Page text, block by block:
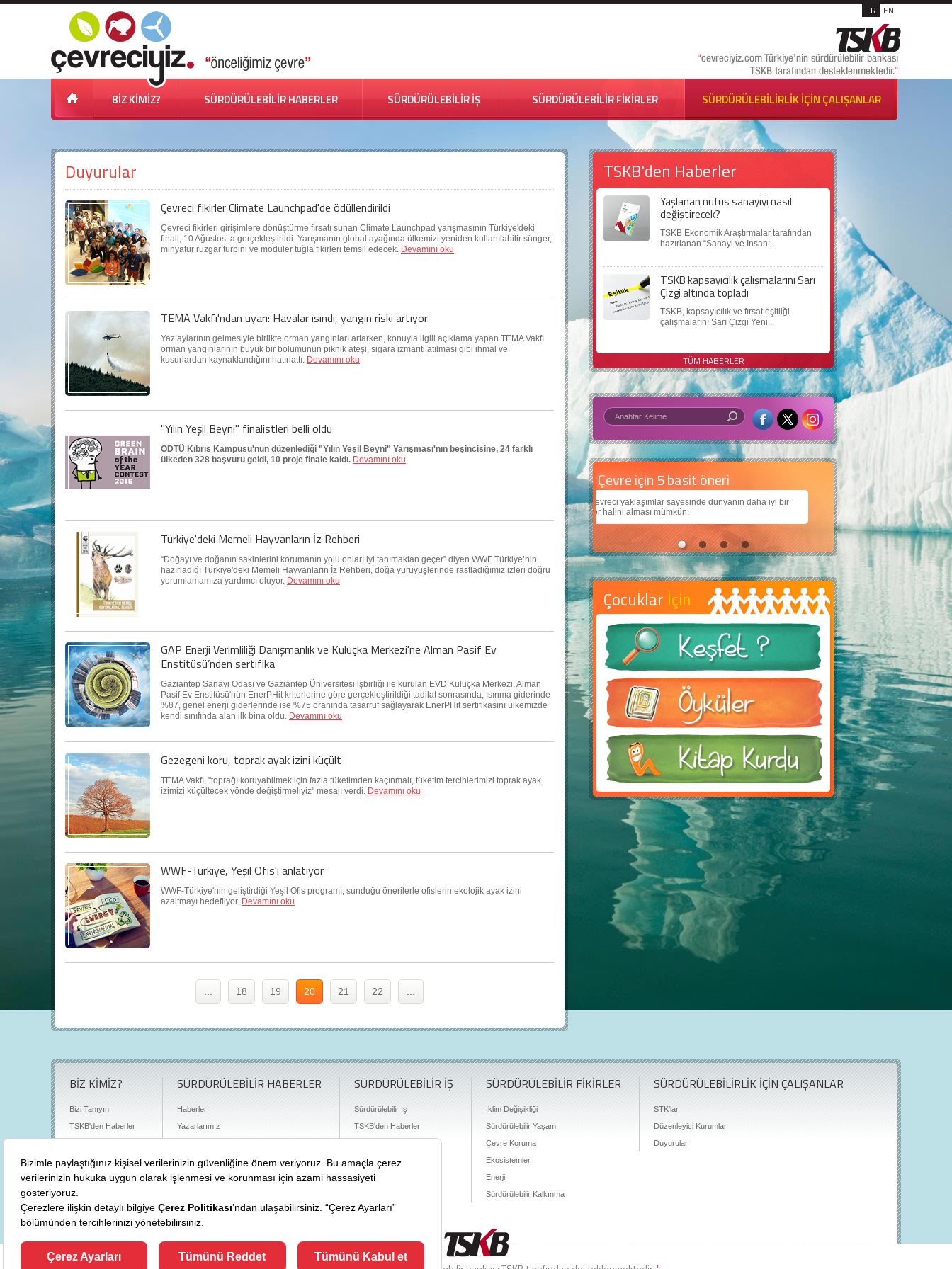
TR EN
BİZ KİMİZ? SÜRDÜRÜLEBİLİR HABERLER SÜRDÜRÜLEBİLİR İŞ SÜRDÜRÜLEBİLİR FİKİRLER SÜRDÜRÜLEBİLİRLİK İÇİN ÇALIŞANLAR
Duyurular
Çevreci fikirler Climate Launchpad'de ödüllendirildi
Çevreci fikirleri girişimlere dönüştürme fırsatı sunan Climate Launchpad yarışmasının Türkiye'deki
finali, 10 Ağustos’ta gerçekleştirildi. Yarışmanın global ayağında ülkemizi yeniden kullanılabilir sünger,
minyatür rüzgar türbini ve modüler tuğla fikirleri temsil edecek. Devamını oku
TEMA Vakfı'ndan uyarı: Havalar ısındı, yangın riski artıyor
Yaz aylarının gelmesiyle birlikte orman yangınları artarken, konuyla ilgili açıklama yapan TEMA Vakfı
orman yangınlarının büyük bir bölümünün piknik ateşi, sigara izmariti atılması gibi ihmal ve
kusurlardan kaynaklandığını hatırlattı. Devamını oku
"Yılın Yeşil Beyni" finalistleri belli oldu
ODTÜ Kıbrıs Kampusu'nun düzenlediği "Yılın Yeşil Beyni" Yarışması'nın beşincisine, 24 farklı
ülkeden 328 başvuru geldi, 10 proje finale kaldı. Devamını oku
Türkiye'deki Memeli Hayvanların İz Rehberi
“Doğayı ve doğanın sakinlerini korumanın yolu onları iyi tanımaktan geçer” diyen WWF Türkiye’nin
hazırladığı Türkiye'deki Memeli Hayvanların İz Rehberi, doğa yürüyüşlerinde rastladığımız izleri doğru
yorumlamamıza yardımcı oluyor. Devamını oku
GAP Enerji Verimliliği Danışmanlık ve Kuluçka Merkezi'ne Alman Pasif Ev
Enstitüsü’nden sertifika
Gaziantep Sanayi Odası ve Gaziantep Üniversitesi işbirliği ile kurulan EVD Kuluçka Merkezi, Alman
Pasif Ev Enstitüsü'nün EnerPHit kriterlerine göre gerçekleştirildiği tadilat sonrasında, ısınma giderinde
%87, genel enerji giderlerinde ise %75 oranında tasarruf sağlayarak EnerPHit sertifikasını ülkemizde
kendi sınıfında alan ilk bina oldu. Devamını oku
Gezegeni koru, toprak ayak izini küçült
TEMA Vakfı, "toprağı koruyabilmek için fazla tüketimden kaçınmalı, tüketim tercihlerimizi toprak ayak
izimizi küçültecek yönde değiştirmeliyiz" mesajı verdi. Devamını oku
WWF-Türkiye, Yeşil Ofis'i anlatıyor
WWF-Türkiye'nin geliştirdiği Yeşil Ofis programı, sunduğu önerilerle ofislerin ekolojik ayak izini
azaltmayı hedefliyor. Devamını oku
18 19 20 21 22
TSKB'den Haberler
Yaşlanan nüfus sanayiyi nasıl
değiştirecek?
TSKB Ekonomik Araştırmalar tarafından
hazırlanan “Sanayi ve İnsan:...
TSKB kapsayıcılık çalışmalarını Sarı
Çizgi altında topladı
TSKB, kapsayıcılık ve fırsat eşitliği
çalışmalarını Sarı Çizgi Yeni...
TÜM HABERLER
Çevre için 5 basit öneri
sayesinde dünyanın daha iyi bir
Daha iyi bir dünya için yapay zekâ
Çocuklarımıza daha güzel bir dünya bırakabilmek için
teknolojiden nasıl yararlanırız?
Çocuklar İçin
BİZ KİMİZ?
Bizi Tanıyın
TSKB'den Haberler
Basın Odası
Bize Ulaşın
Politikalarımız
SÜRDÜRÜLEBİLİR HABERLER
Haberler
Yazarlarımız
Sürdürülebilirlik Kütüphanesi
Karbon Sayacı
SÜRDÜRÜLEBİLİR İŞ
Sürdürülebilir İş
TSKB'den Haberler
SÜRDÜRÜLEBİLİR FİKİRLER
İklim Değişikliği
Sürdürülebilir Yaşam
Çevre Koruma
Ekosistemler
Enerji
Sürdürülebilir Kalkınma
SÜRDÜRÜLEBİLİRLİK İÇİN ÇALIŞANLAR
STK'lar
Düzenleyici Kurumlar
Duyurular